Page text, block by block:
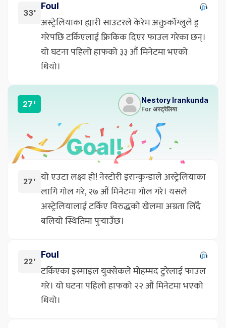
33'
Foul
अस्ट्रेलियाका ह्यारी साउटरले केरेम अक्तुर्कोग्लुले ड्र
गरेपछि टर्किएलाई फ्रिकिक दिएर फाउल गरेका छन्।
यो घटना पहिलो हाफको ३३ औं मिनेटमा भएको
थियो।
27' Nestory Irankunda
For अस्ट्रेलिया
27' यो एउटा लक्ष्य हो! नेस्टोरी इरान्कुन्डाले अस्ट्रेलियाका
लागि गोल गरे, २७ औं मिनेटमा गोल गरे। यसले
अस्ट्रेलियालाई टर्किए विरुद्धको खेलमा अग्रता लिँदै
बलियो स्थितिमा पुर्‍याउँछ।
22'
Foul
टर्किएका इस्माइल युक्सेकले मोहम्मद टुरेलाई फाउल
गरे। यो घटना पहिलो हाफको २२ औं मिनेटमा भएको
थियो।